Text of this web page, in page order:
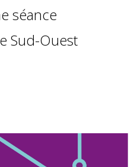
séance
Sud-Ouest